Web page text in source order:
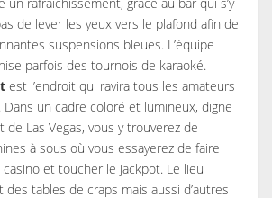
de lever les yeux vers le plafond afin de
suspensions bleues. L’équipe
parfois des tournois de karaoké.
est l’endroit qui ravira tous les amateurs
un cadre coloré et lumineux, digne
de Las Vegas, vous y trouverez de
à sous où vous essayerez de faire
et toucher le jackpot. Le lieu
tables de craps mais aussi d’autres